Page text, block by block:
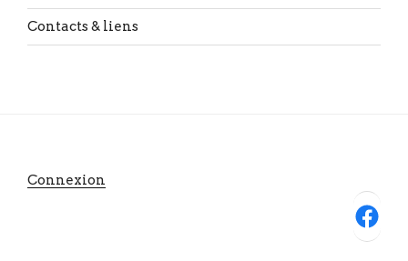
Contacts & liens
Connexion
Facebook